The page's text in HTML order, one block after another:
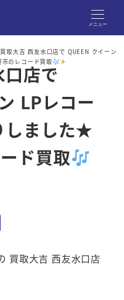
メニュー
買取大吉 西友水口店で QUEEN クイーン
のレコード買取
店で
LPレコー
しました★
ド買取
買取大吉 西友水口店